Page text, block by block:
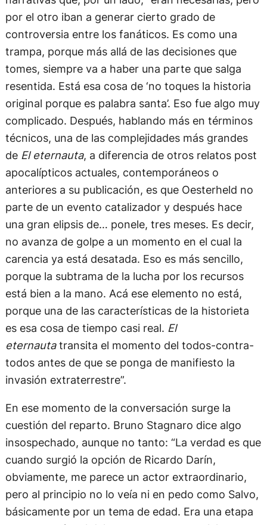
por el otro iban a generar cierto grado de
controversia entre los fanáticos. Es como una
trampa, porque más allá de las decisiones que
tomes, siempre va a haber una parte que salga
resentida. Está esa cosa de ‘no toques la historia
original porque es palabra santa’. Eso fue algo muy
complicado. Después, hablando más en términos
técnicos, una de las complejidades más grandes
de El eternauta, a diferencia de otros relatos post
apocalípticos actuales, contemporáneos o
anteriores a su publicación, es que Oesterheld no
parte de un evento catalizador y después hace
una gran elipsis de… ponele, tres meses. Es decir,
no avanza de golpe a un momento en el cual la
carencia ya está desatada. Eso es más sencillo,
porque la subtrama de la lucha por los recursos
está bien a la mano. Acá ese elemento no está,
porque una de las características de la historieta
es esa cosa de tiempo casi real. El
eternautatransita el momento del todos-contra-
todos antes de que se ponga de manifiesto la
invasión extraterrestre”.
En ese momento de la conversación surge la
cuestión del reparto. Bruno Stagnaro dice algo
insospechado, aunque no tanto: “La verdad es que
cuando surgió la opción de Ricardo Darín,
obviamente, me parece un actor extraordinario,
pero al principio no lo veía ni en pedo como Salvo,
básicamente por un tema de edad. Era una etapa